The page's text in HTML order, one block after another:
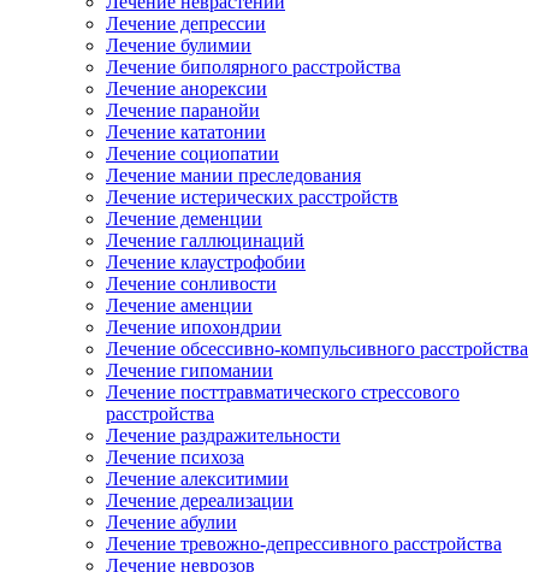
Лечение депрессии
Лечение булимии
Лечение биполярного расстройства
Лечение анорексии
Лечение паранойи
Лечение кататонии
Лечение социопатии
Лечение мании преследования
Лечение истерических расстройств
Лечение деменции
Лечение галлюцинаций
Лечение клаустрофобии
Лечение сонливости
Лечение аменции
Лечение ипохондрии
Лечение обсессивно-компульсивного расстройства
Лечение гипомании
Лечение посттравматического стрессового
расстройства
Лечение раздражительности
Лечение психоза
Лечение алекситимии
Лечение дереализации
Лечение абулии
Лечение тревожно-депрессивного расстройства
Лечение неврозов